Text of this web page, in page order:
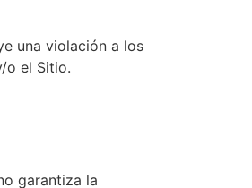
una violación a los
o el Sitio.
garantiza la